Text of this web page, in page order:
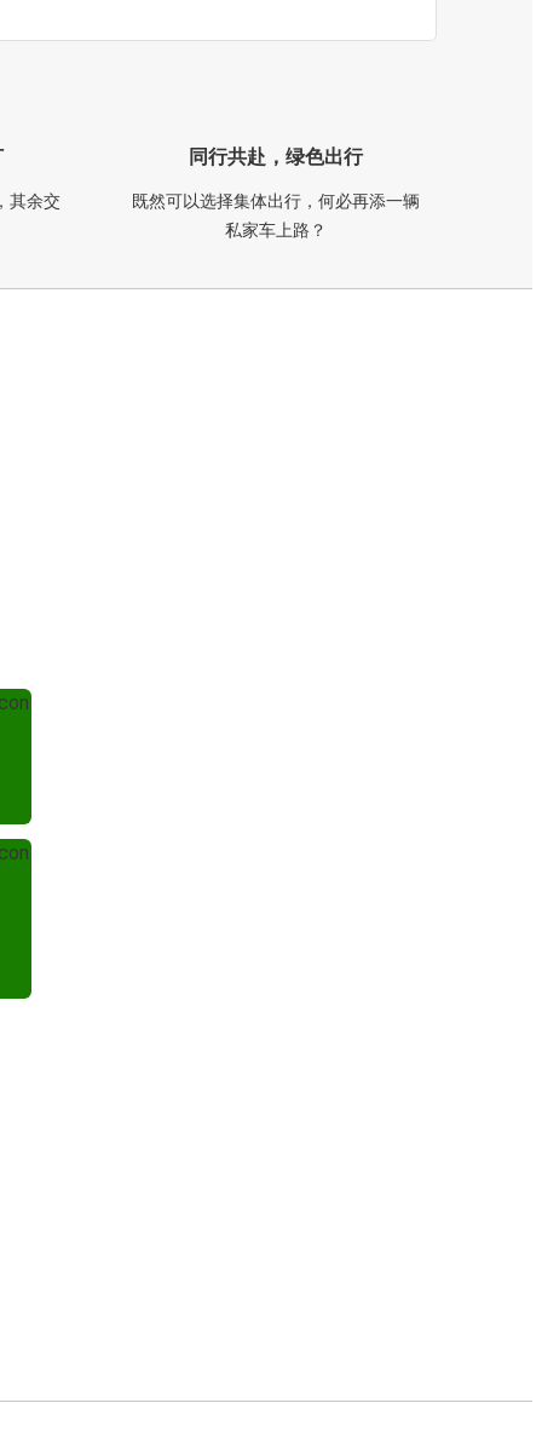
其余交
同行共赴，绿色出行
既然可以选择集体出行，何必再添一辆
私家车上路？